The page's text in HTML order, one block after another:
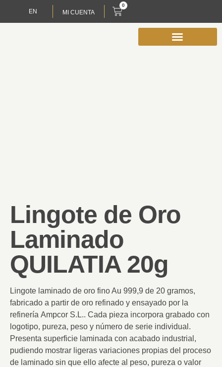
EN MI CUENTA
0
Lingote de Oro
Laminado
QUILATIA 20g
Lingote laminado de oro fino Au 999,9 de 20 gramos,
fabricado a partir de oro refinado y ensayado por la
refinería Ampcor S.L.. Cada pieza incorpora grabado con
logotipo, pureza, peso y número de serie individual.
Presenta superficie laminada con acabado industrial ,
pudiendo mostrar ligeras variaciones propias del proceso
de laminado sin que ello afecte al peso, pureza o valor